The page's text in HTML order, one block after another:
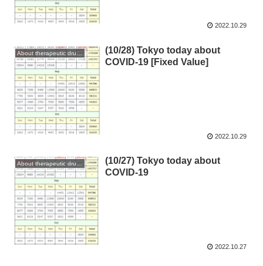
2022.10.29
(10/28) Tokyo today about
COVID-19 [Fixed Value]
2022.10.29
About therapeutic drugs and vaccines
(10/27) Tokyo today about
COVID-19
2022.10.27